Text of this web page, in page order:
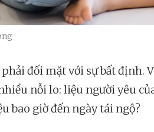
đối mặt với sự bất định.
nỗi lo: liệu người yêu
bao giờ đến ngày tái ngộ?